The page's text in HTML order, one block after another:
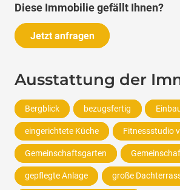
Diese Immobilie gefällt Ihnen?
Jetzt anfragen
Ausstattung der
Bergblick bezugsfertig
eingerichtete Küche Fitnessstudio
Gemeinschaftsgarten
gepflegte Anlage große